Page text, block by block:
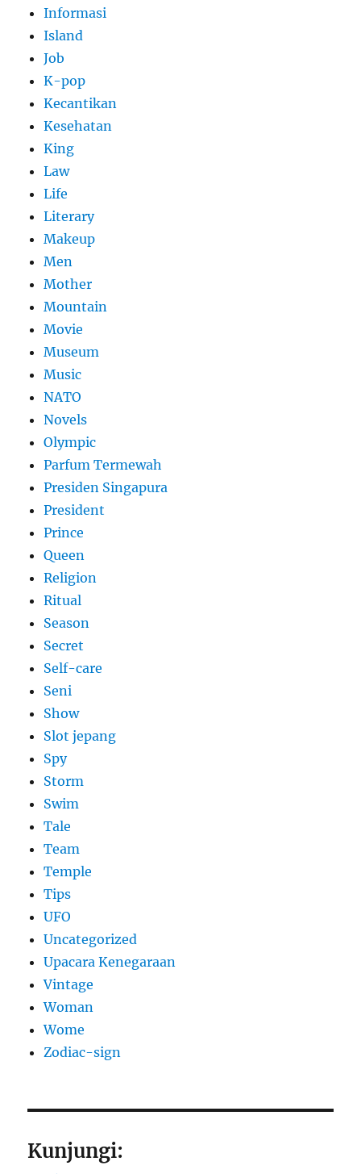
Informasi
Island
Job
K-pop
Kecantikan
Kesehatan
King
Law
Life
Literary
Makeup
Men
Mother
Mountain
Movie
Museum
Music
NATO
Novels
Olympic
Parfum Termewah
Presiden Singapura
President
Prince
Queen
Religion
Ritual
Season
Secret
Self-care
Seni
Show
Slot jepang
Spy
Storm
Swim
Tale
Team
Temple
Tips
UFO
Uncategorized
Upacara Kenegaraan
Vintage
Woman
Wome
Zodiac-sign
Kunjungi: